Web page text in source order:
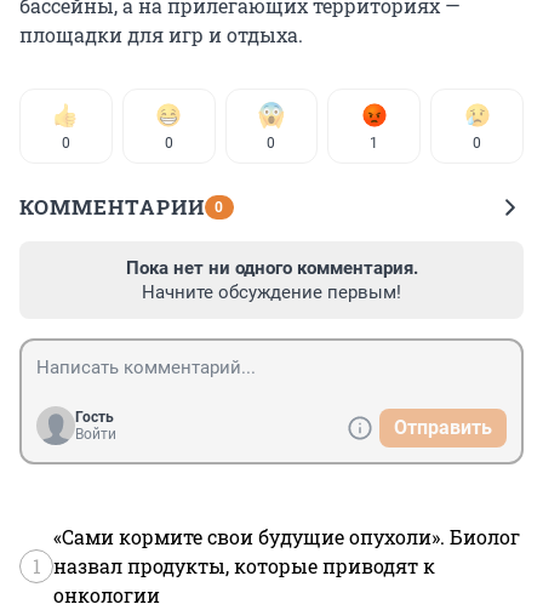
бассейны, а на прилегающих территориях —
площадки для игр и отдыха.
0 0 0 1 0
КОММЕНТАРИИ 0
Пока нет ни одного комментария.
Начните обсуждение первым!
Гость
Войти
Отправить
1
«Сами кормите свои будущие опухоли». Биолог
назвал продукты, которые приводят к
онкологии